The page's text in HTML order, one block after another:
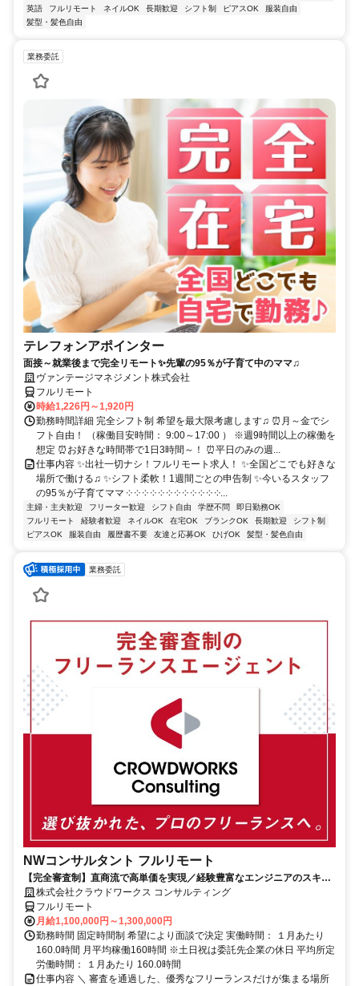
英語
フルリモート ネイルOK 長期歓迎 シフト制 ピアスOK
服装自由
髪型・髪色自由
業務委託
テレフォンアポインター
面接～就業後まで完全リモート✨先輩の95％が子育て中のママ♫
ヴァンテージマネジメント株式会社
フルリモート
時給1,226円～1,920円
勤務時間詳細 完全シフト制 希望を最大限考慮します♫ ⏰月～金でシ
フト自由！ （稼働目安時間： 9:00～17:00 ） ※週9時間以上の稼働を
想定 ⏰お好きな時間帯で1日3時間～！ ⏰平日のみの週...
仕事内容 ✨出社一切ナシ！フルリモート求人！ ✨全国どこでも好きな
場所で働ける♫ ✨シフト柔軟！1週間ごとの申告制 ✨今いるスタッフ
の95％が子育てママ ༶ ༶ ༶ ༶ ༶ ༶ ༶ ༶ ༶ ༶ ༶ ༶...
主婦・主夫歓迎 フリーター歓迎 シフト自由 学歴不問
即日勤務OK
フルリモート
経験者歓迎 ネイルOK 在宅OK ブランクOK 長期歓迎
シフト制
ピアスOK
服装自由 履歴書不要 友達と応募OK ひげOK 髪型・髪色自由
業務委託
NWコンサルタント フルリモート
【完全審査制】直商流で高単価を実現／経験豊富なエンジニアのスキル
に合致した案件を多数保有
株式会社クラウドワークス コンサルティング
フルリモート
月給1,100,000円～1,300,000円
勤務時間 固定時間制 希望により面談で決定 実働時間： １月あたり
160.0時間 月平均稼働160時間 ※土日祝は委託先企業の休日 平均所定
労働時間： １月あたり 160.0時間
仕事内容 ＼ 審査を通過した、優秀なフリーランスだけが集まる場所